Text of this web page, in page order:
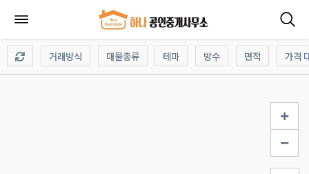
거래방식 매물종류 테마 방수 면적 가격